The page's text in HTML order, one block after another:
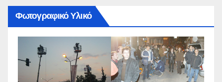
Φωτογραφικό Υλικό